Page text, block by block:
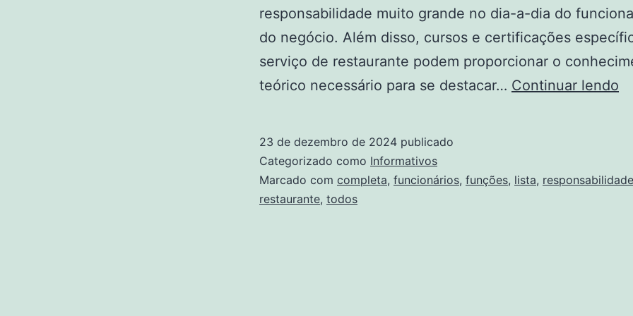
responsabilidade muito grande no dia-a-dia do
do negócio. Além disso, cursos e certificações
serviço de restaurante podem proporcionar o
teórico necessário para se destacar… Continuar lendo
os
23 de dezembro de 2024 publicado
Categorizado como Informativos
Marcado com completa, funcionários, funções, lista,
restaurante, todos